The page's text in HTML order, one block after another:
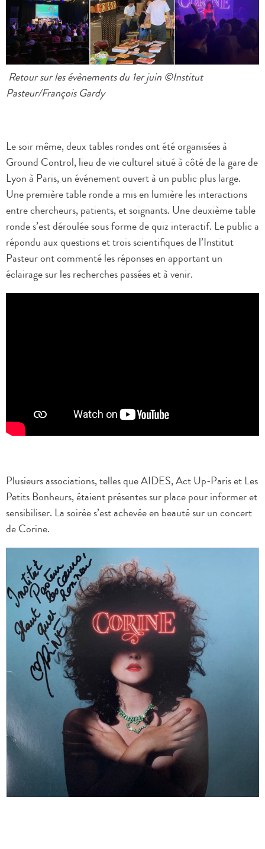
Retour sur les évènements du 1er juin ©Institut
Pasteur/François Gardy
Le soir même, deux tables rondes ont été organisées à
Ground Control, lieu de vie culturel situé à côté de la gare de
Lyon à Paris, un événement ouvert à un public plus large.
Une première table ronde a mis en lumière les interactions
entre chercheurs, patients, et soignants. Une deuxième table
ronde s’est déroulée sous forme de quiz interactif. Le public a
répondu aux questions et trois scientifiques de l’Institut
Pasteur ont commenté les réponses en apportant un
éclairage sur les recherches passées et à venir.
Plusieurs associations, telles que AIDES, Act Up-Paris et Les
Petits Bonheurs, étaient présentes sur place pour informer et
sensibiliser. La soirée s’est achevée en beauté sur un concert
de Corine.